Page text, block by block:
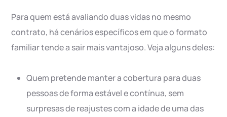
Para quem está avaliando duas vidas no mesmo
contrato, há cenários específicos em que o formato
familiar tende a sair mais vantajoso. Veja alguns deles:
Quem pretende manter a cobertura para duas
pessoas de forma estável e contínua, sem
surpresas de reajustes com a idade de uma das